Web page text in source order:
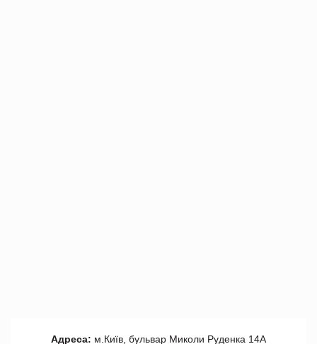
Адреса: м.Київ, бульвар Миколи Руденка 14А